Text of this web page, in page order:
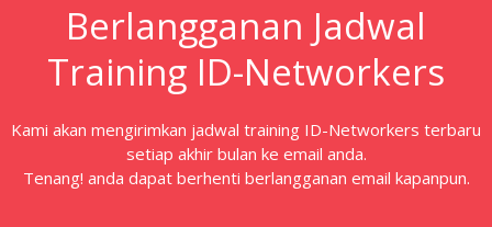
Berlangganan Jadwal
Training ID-Networkers
Kami akan mengirimkan jadwal training ID-Networkers terbaru
setiap akhir bulan ke email anda.
Tenang! anda dapat berhenti berlangganan email kapanpun.